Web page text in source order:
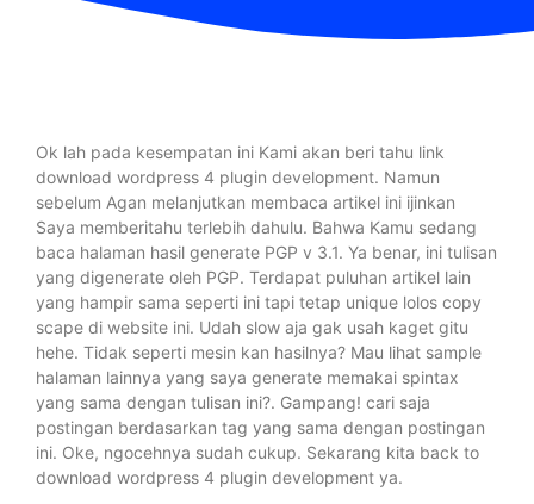
Ok lah pada kesempatan ini Kami akan beri tahu link
download wordpress 4 plugin development. Namun
sebelum Agan melanjutkan membaca artikel ini ijinkan
Saya memberitahu terlebih dahulu. Bahwa Kamu sedang
baca halaman hasil generate PGP v 3.1. Ya benar, ini tulisan
yang digenerate oleh PGP. Terdapat puluhan artikel lain
yang hampir sama seperti ini tapi tetap unique lolos copy
scape di website ini. Udah slow aja gak usah kaget gitu
hehe. Tidak seperti mesin kan hasilnya? Mau lihat sample
halaman lainnya yang saya generate memakai spintax
yang sama dengan tulisan ini?. Gampang! cari saja
postingan berdasarkan tag yang sama dengan postingan
ini. Oke, ngocehnya sudah cukup. Sekarang kita back to
download wordpress 4 plugin development ya.